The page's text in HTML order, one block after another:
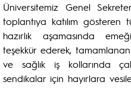
Üniversitemiz Genel
toplantıya katılım gösteren
hazırlık aşamasında
teşekkür ederek,
ve sağlık iş kollarında
sendikalar için hayırlara